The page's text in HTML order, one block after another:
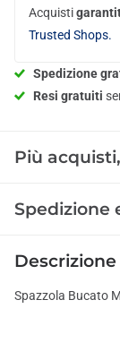
Acquisti
Trusted Shops.
Spedizione
Resi gratuiti
Più
Spedizione
Descrizione
Spazzola Bucato